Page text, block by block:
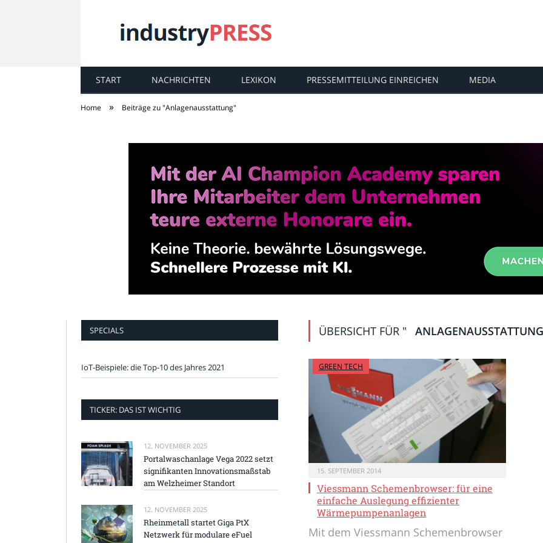
industryPRESS
START NACHRICHTEN LEXIKON PRESSEMITTEILUNG EINREICHEN MEDIA
Home » Beiträge zu "Anlagenausstattung"
ÜBERSICHT FÜR " ANLAGENAUSSTATTUNG
GREEN TECH
15. SEPTEMBER 2014
Viessmann Schemenbrowser: für eine
einfache Auslegung effizienter
Wärmepumpenanlagen
Mit dem Viessmann Schemenbrowser
SPECIALS
IoT-Beispiele: die Top-10 des Jahres 2021
TICKER: DAS IST WICHTIG
12. NOVEMBER 2025
Portalwaschanlage Vega 2022 setzt
signifikanten Innovationsmaßstab
am Welzheimer Standort
12. NOVEMBER 2025
Rheinmetall startet Giga PtX
Netzwerk für modulare eFuel